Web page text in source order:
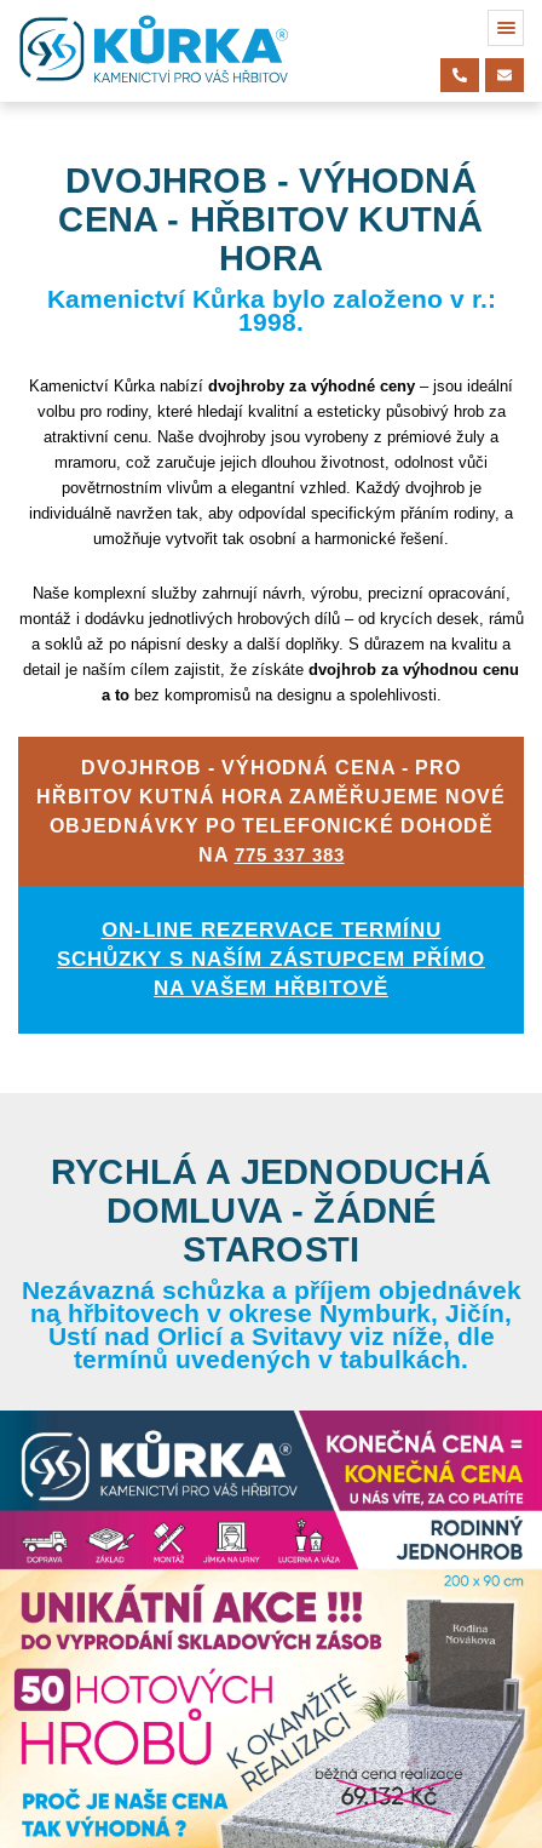
DVOJHROB - VÝHODNÁ
CENA - HŘBITOV KUTNÁ
HORA
Kamenictví Kůrka bylo založeno v r.:
1998.
Kamenictví Kůrka nabízí dvojhroby za výhodné ceny – jsou ideální
volbu pro rodiny, které hledají kvalitní a esteticky působivý hrob za
atraktivní cenu. Naše dvojhroby jsou vyrobeny z prémiové žuly a
mramoru, což zaručuje jejich dlouhou životnost, odolnost vůči
povětrnostním vlivům a elegantní vzhled. Každý dvojhrob je
individuálně navržen tak, aby odpovídal specifickým přáním rodiny, a
umožňuje vytvořit tak osobní a harmonické řešení.
Naše komplexní služby zahrnují návrh, výrobu, precizní opracování,
montáž i dodávku jednotlivých hrobových dílů – od krycích desek, rámů
a soklů až po nápisní desky a další doplňky. S důrazem na kvalitu a
detail je naším cílem zajistit, že získáte dvojhrob za výhodnou cenu
a tobez kompromisů na designu a spolehlivosti.
DVOJHROB - VÝHODNÁ CENA - PRO
HŘBITOV KUTNÁ HORA ZAMĚŘUJEME NOVÉ
OBJEDNÁVKY PO TELEFONICKÉ DOHODĚ
NA 775 337 383
ON-LINE REZERVACE TERMÍNU
SCHŮZKY S NAŠÍM ZÁSTUPCEM PŘÍMO
NA VAŠEM HŘBITOVĚ
RYCHLÁ A JEDNODUCHÁ
DOMLUVA - ŽÁDNÉ
STAROSTI
Nezávazná schůzka a příjem objednávek
na hřbitovech v okrese Nymburk, Jičín,
Ústí nad Orlicí a Svitavy viz níže, dle
termínů uvedených v tabulkách.